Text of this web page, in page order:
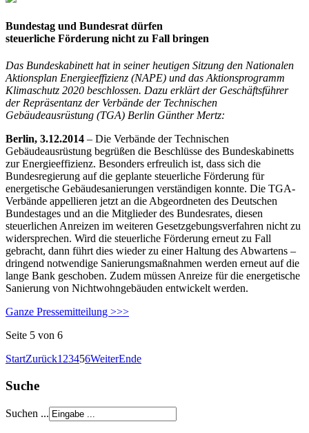
Bundestag und Bundesrat dürfen
steuerliche Förderung nicht zu Fall bringen
Das Bundeskabinett hat in seiner heutigen Sitzung den Nationalen
Aktionsplan Energieeffizienz (NAPE) und das Aktionsprogramm
Klimaschutz 2020 beschlossen. Dazu erklärt der Geschäftsführer
der Repräsentanz der Verbände der Technischen
Gebäudeausrüstung (TGA) Berlin Günther Mertz:
Berlin, 3.12.2014 – Die Verbände der Technischen
Gebäudeausrüstung begrüßen die Beschlüsse des Bundeskabinetts
zur Energieeffizienz. Besonders erfreulich ist, dass sich die
Bundesregierung auf die geplante steuerliche Förderung für
energetische Gebäudesanierungen verständigen konnte. Die TGA-
Verbände appellieren jetzt an die Abgeordneten des Deutschen
Bundestages und an die Mitglieder des Bundesrates, diesen
steuerlichen Anreizen im weiteren Gesetzgebungsverfahren nicht zu
widersprechen. Wird die steuerliche Förderung erneut zu Fall
gebracht, dann führt dies wieder zu einer Haltung des Abwartens –
dringend notwendige Sanierungsmaßnahmen werden erneut auf die
lange Bank geschoben. Zudem müssen Anreize für die energetische
Sanierung von Nichtwohngebäuden entwickelt werden.
Ganze Pressemitteilung >>>
Seite 5 von 6
StartZurück1 23456WeiterEnde
Suche
Suchen ...